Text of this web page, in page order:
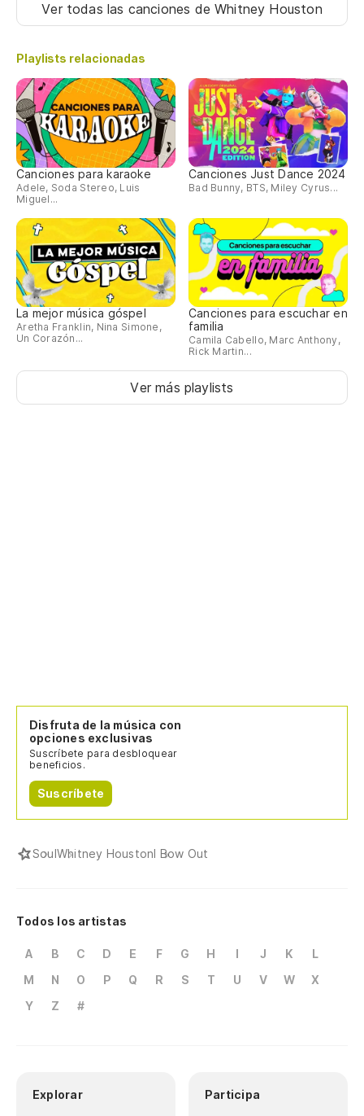
Ver todas las canciones de Whitney Houston
Playlists relacionadas
Canciones para karaoke
Adele, Soda Stereo, Luis
Miguel...
Canciones Just Dance 2024
Bad Bunny, BTS, Miley Cyrus...
La mejor música góspel
Aretha Franklin, Nina Simone,
Un Corazón...
Canciones para escuchar en
familia
Camila Cabello, Marc Anthony,
Rick Martin...
Ver más playlists
Disfruta de la música con
opciones exclusivas
Suscríbete para desbloquear
beneficios.
Suscríbete
SoulWhitney HoustonI Bow Out
Todos los artistas
A B C D E F G H I J K
L
M
N O P Q R S T U V W
X
Y
Z #
Explorar Participa